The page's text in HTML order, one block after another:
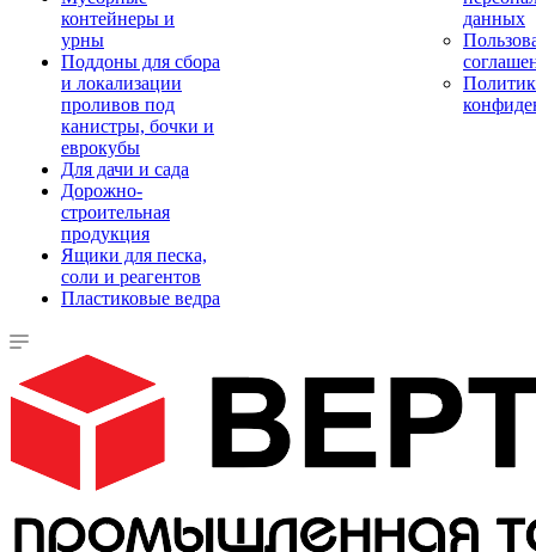
контейнеры и
урны
Поддоны для сбора
и локализации
проливов под
канистры, бочки и
еврокубы
Для дачи и сада
Дорожно-
строительная
продукция
Ящики для песка,
соли и реагентов
Пластиковые ведра
данных